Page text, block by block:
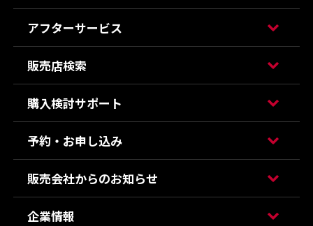
アフターサービス
販売店検索
購入検討サポート
予約・お申し込み
販売会社からのお知らせ
企業情報